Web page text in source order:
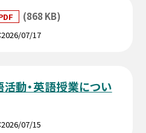
(868 KB)
2026/07/17
動・英語授業につい
2026/07/15